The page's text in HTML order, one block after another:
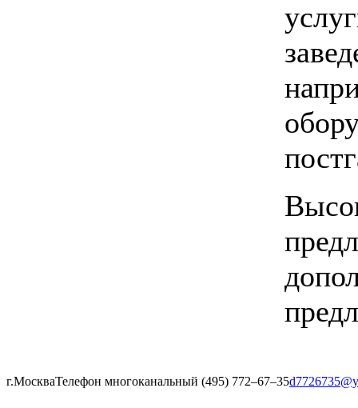
г.МоскваТелефон многоканальный (495) 772‒67‒35